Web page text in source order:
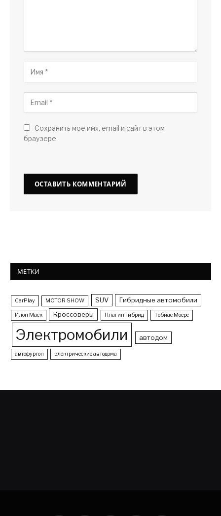
Сохранить мое имя, email и сайт в этом
браузере
МЕТКИ
CarPlay MOTOR SHOW SUV Гибридные автомобили
Илон Маск Кроссоверы Плагин гибрид Тобиас Моерс
Электромобили автодом
автофургон электрические автодома